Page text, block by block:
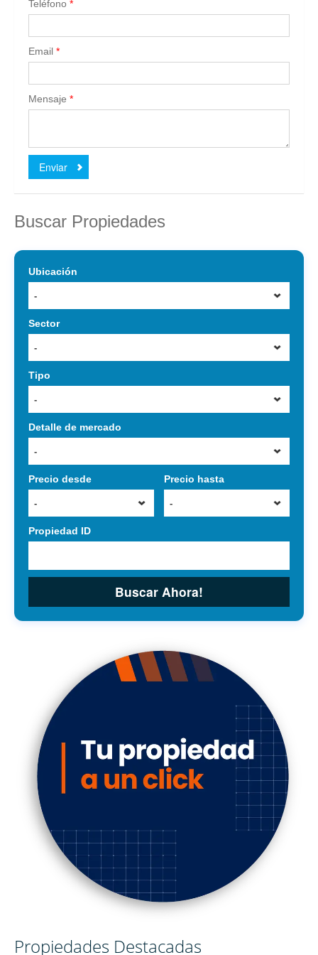
Teléfono *
Email *
Mensaje *
Enviar
Buscar Propiedades
Ubicación
-
Sector
-
Tipo
-
Detalle de mercado
-
Precio desde
-
Precio hasta
-
Propiedad ID
Buscar Ahora!
Propiedades Destacadas